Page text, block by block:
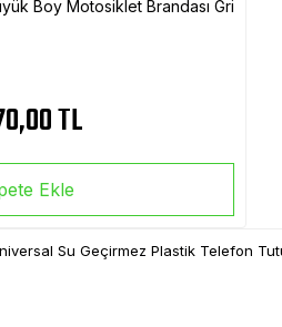
Boy Motosiklet Brandası Gri
TL
Ekle